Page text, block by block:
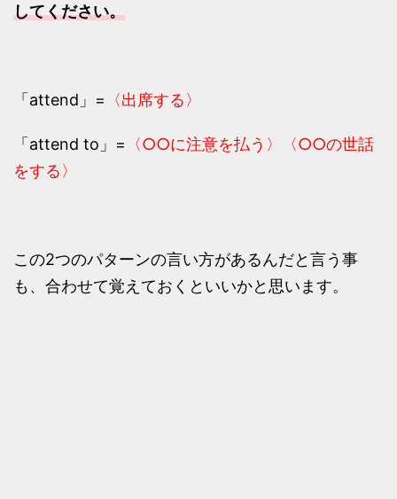
してください。
「attend」= 〈出席する〉
「attend to」= 〈○○に注意を払う〉〈○○の世話
をする〉
この2つのパターンの言い方があるんだと言う事
も、合わせて覚えておくといいかと思います。